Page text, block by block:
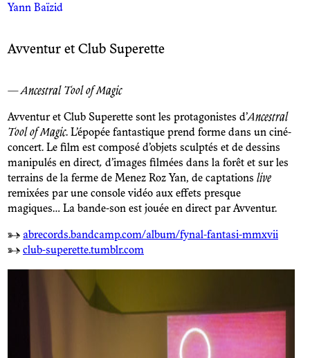
Yann Baïzid
Avventur et Club Superette
— Ancestral Tool of Magic
Avventur et Club Superette sont les protagonistes d’Ancestral
Tool of Magic. L’épopée fantastique prend forme dans un ciné-
concert. Le film est composé d’objets sculptés et de dessins
manipulés en direct, d’images filmées dans la forêt et sur les
terrains de la ferme de Menez Roz Yan, de captations live
remixées par une console vidéo aux effets presque
magiques… La bande-son est jouée en direct par Avventur.
→ abrecords.bandcamp.com/album/fynal-fantasi-mmxvii
→ club-superette.tumblr.com